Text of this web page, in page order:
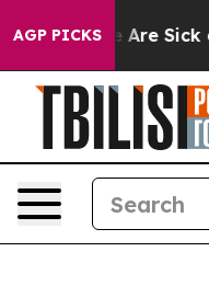
AGP PICKS
“People Are Sick